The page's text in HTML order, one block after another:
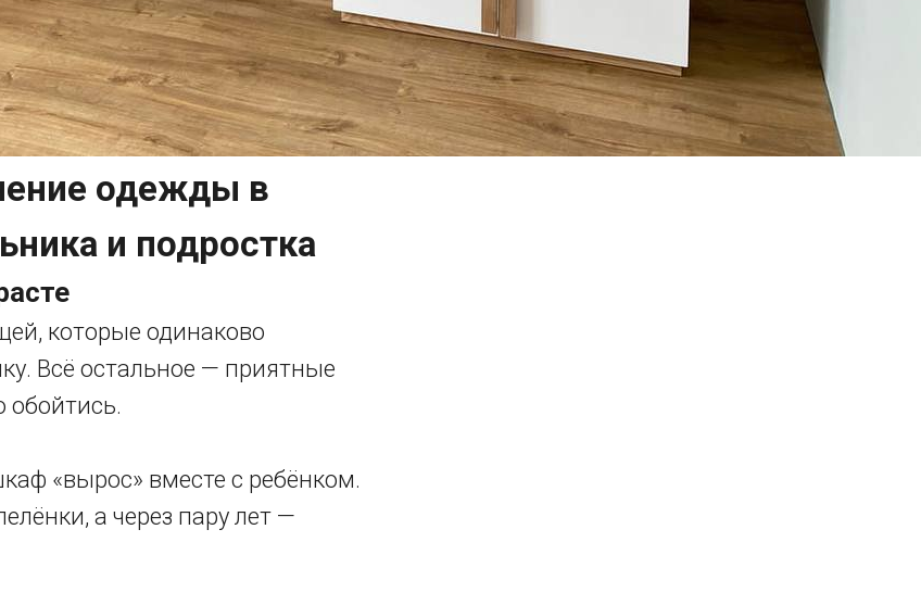
одежды в
и подростка
которые одинаково
Всё остальное — приятные
обойтись.
«вырос» вместе с ребёнком.
а через пару лет —